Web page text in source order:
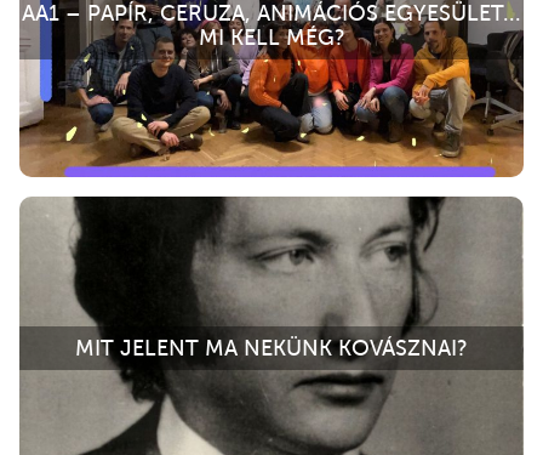
AA1 – PAPÍR, CERUZA, ANIMÁCIÓS EGYESÜLET...
MI KELL MÉG?
MIT JELENT MA NEKÜNK KOVÁSZNAI?